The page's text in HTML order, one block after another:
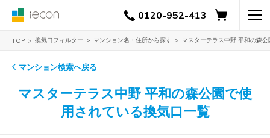
0120-952-413
TOP 換気口フィルター マンション名・住所から探す マスターテラス中野 平和の森
マスターテラス中野 平和の森公園で使
用されている換気口一覧
マンション検索へ戻る